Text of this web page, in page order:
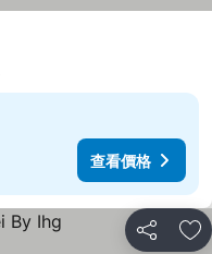
查看價格
分享 放